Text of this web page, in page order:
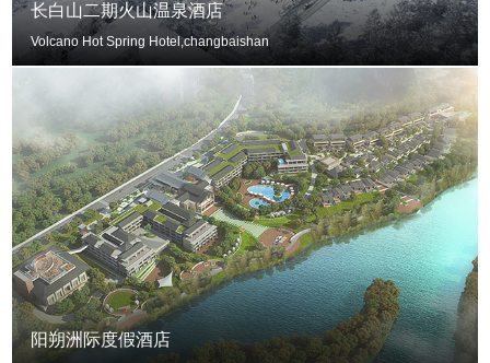
长白山二期火山温泉酒店
Volcano Hot Spring Hotel,changbaishan
阳朔洲际度假酒店